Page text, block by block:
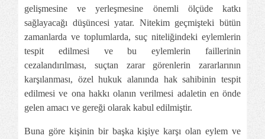
gelişmesine ve yerleşmesine önemli ölçüde katkı
sağlayacağı düşüncesi yatar. Nitekim geçmişteki bütün
zamanlarda ve toplumlarda, suç niteliğindeki eylemlerin
tespit edilmesi ve bu eylemlerin faillerinin
cezalandırılması, suçtan zarar görenlerin zararlarının
karşılanması, özel hukuk alanında hak sahibinin tespit
edilmesi ve ona hakkı olanın verilmesi adaletin en önde
gelen amacı ve gereği olarak kabul edilmiştir.
Buna göre kişinin bir başka kişiye karşı olan eylem ve